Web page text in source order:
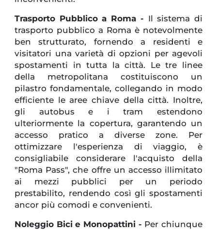
Trasporto Pubblico a Roma - Il sistema di
trasporto pubblico a Roma è notevolmente
ben strutturato, fornendo a residenti e
visitatori una varietà di opzioni per agevoli
spostamenti in tutta la città. Le tre linee
della metropolitana costituiscono un
pilastro fondamentale, collegando in modo
efficiente le aree chiave della città. Inoltre,
gli autobus e i tram estendono
ulteriormente la copertura, garantendo un
accesso pratico a diverse zone. Per
ottimizzare l'esperienza di viaggio, è
consigliabile considerare l'acquisto della
"Roma Pass", che offre un accesso illimitato
ai mezzi pubblici per un periodo
prestabilito, rendendo così gli spostamenti
ancor più comodi e convenienti.
Noleggio Bici e Monopattini - Per chiunque